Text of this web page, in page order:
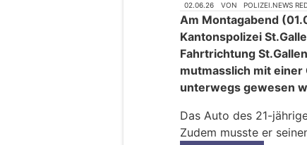
02.06.26 VON POLIZEI.NEWS
Am Montagabend
Kantonspolizei
Fahrtrichtung
mutmasslich mit einer
unterwegs gewesen
Das Auto des 21-
Zudem musste er